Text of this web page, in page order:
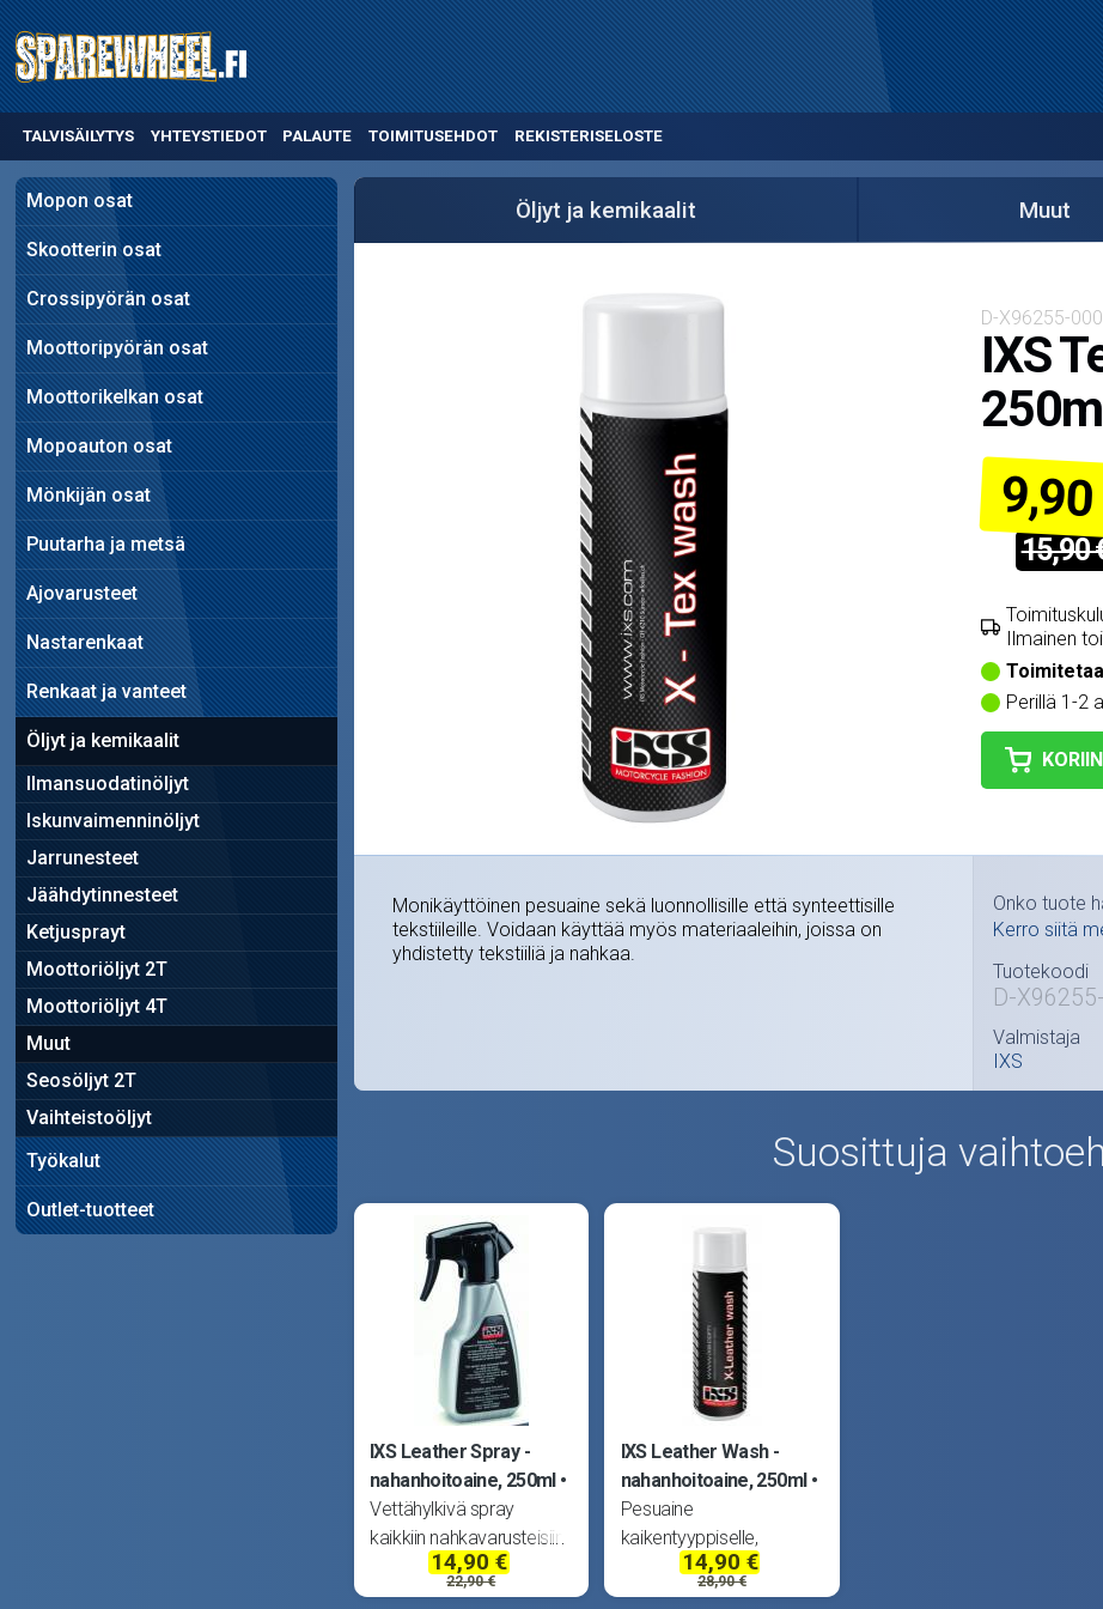
TALVISÄILYTYS YHTEYSTIEDOT PALAUTE TOIMITUSEHDOT REKISTERISELOSTE
Mopon osat
Skootterin osat
Crossipyörän osat
Moottoripyörän osat
Moottorikelkan osat
Mopoauton osat
Mönkijän osat
Puutarha ja metsä
Ajovarusteet
Nastarenkaat
Renkaat ja vanteet
Öljyt ja kemikaalit
Ilmansuodatinöljyt
Iskunvaimenninöljyt
Jarrunesteet
Jäähdytinnesteet
Ketjusprayt
Moottoriöljyt 2T
Moottoriöljyt 4T
Muut
Seosöljyt 2T
Vaihteistoöljyt
Työkalut
Outlet-tuotteet
Öljyt ja kemikaalit Muut
D-X96255-000
IXS
250ml
15,90
Ilmainen
Perillä 1-2
KORIIN
Monikäyttöinen pesuaine sekä luonnollisille että synteettisille
tekstiileille. Voidaan käyttää myös materiaaleihin, joissa on
yhdistetty tekstiiliä ja nahkaa.
Onko tuote
Kerro siitä
Tuotekoodi
D-
Valmistaja
IXS
Suosittuja
IXS Leather Spray -
nahanhoitoaine, 250ml
Vettähylkivä spray
kaikkiin nahkavarusteisiin
(ei patenttinahalle).
14,90 €
22,90 €
IXS Leather Wash -
nahanhoitoaine, 250ml
Pesuaine
kaikentyyppiselle,
kalvolliselle tai
kalvottomalle nahalle.
14,90 €
28,90 €